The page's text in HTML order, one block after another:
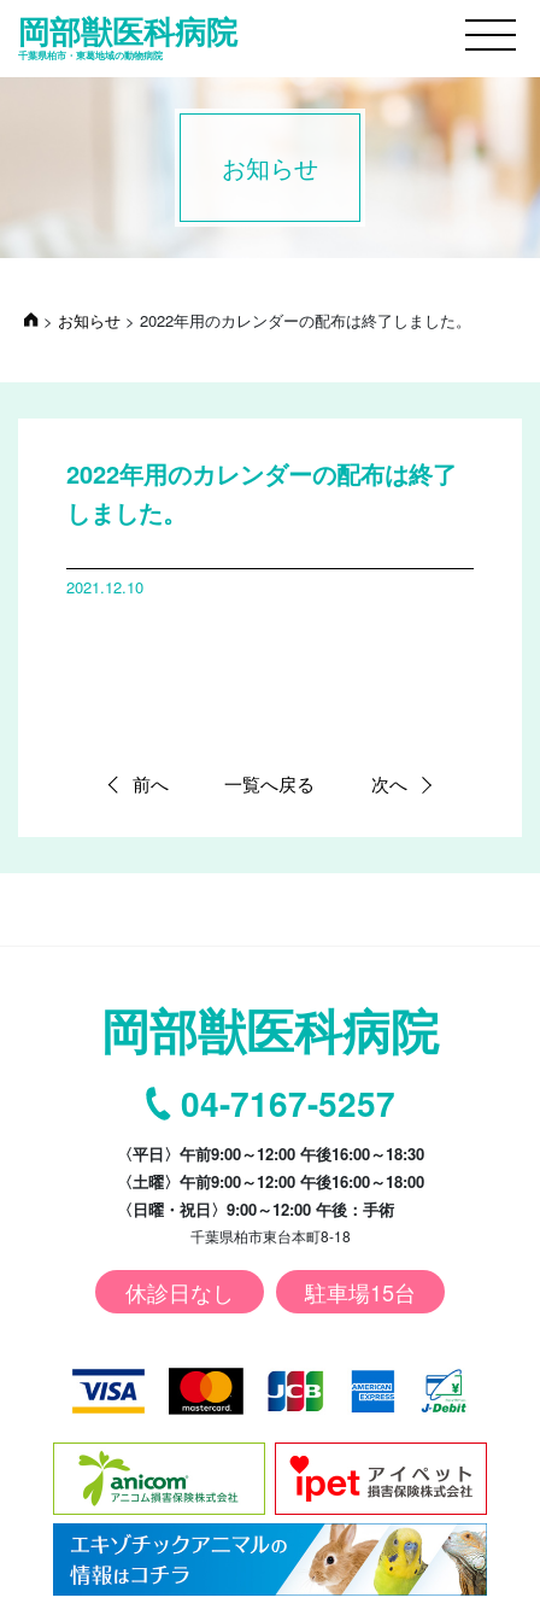
岡部獣医科病院
千葉県柏市・東葛地域の動物病院
お知らせ
> お知らせ >2022年用のカレンダーの配布は終了しました。
2022年用のカレンダーの配布は終了
しました。
2021.12.10
前へ 一覧へ戻る 次へ
岡部獣医科病院
04-7167-5257
〈平日〉午前9:00～12:00 午後16:00～18:30
〈土曜〉午前9:00～12:00 午後16:00～18:00
〈日曜・祝日〉9:00～12:00 午後：手術
千葉県柏市東台本町8-18
休診日なし 駐車場15台